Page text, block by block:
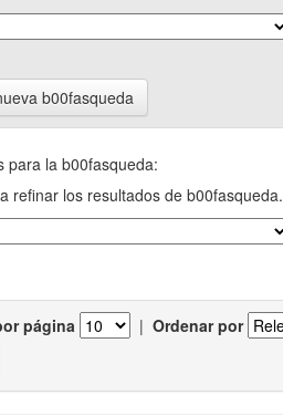
b00fasqueda
para la b00fasqueda:
refinar los resultados de b00fasqueda.
página | Ordenar por